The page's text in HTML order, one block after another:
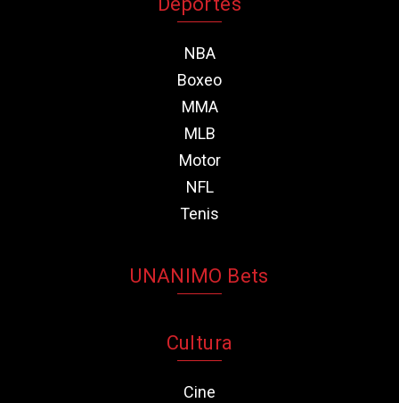
NBA
Boxeo
MMA
MLB
Motor
NFL
Tenis
UNANIMO Bets
Cultura
Cine